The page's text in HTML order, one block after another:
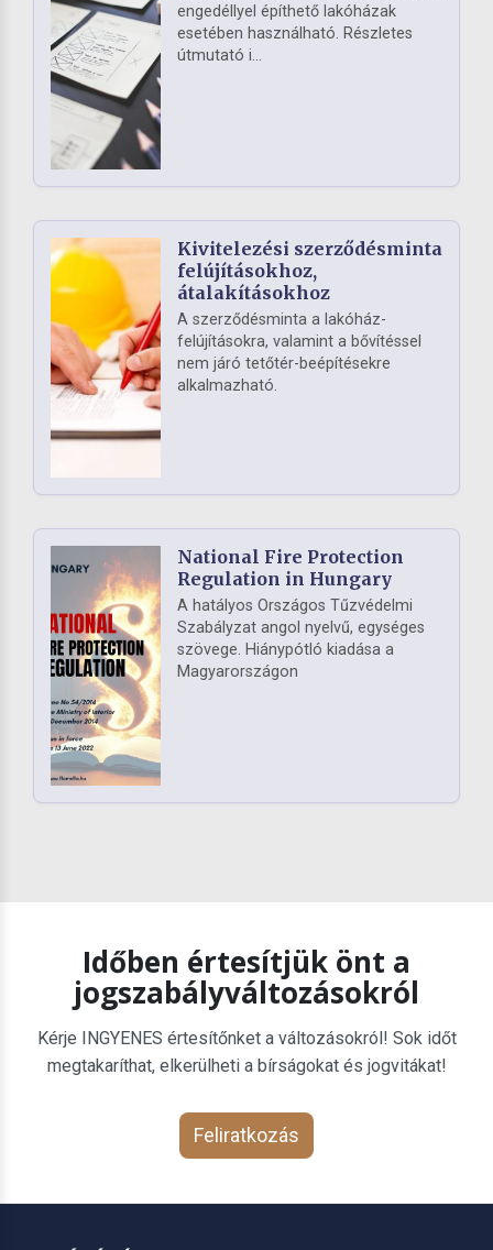
engedéllyel építhető lakóházak
esetében használható. Részletes
útmutató i...
Kivitelezési szerződésminta
felújításokhoz,
átalakításokhoz
A szerződésminta a lakóház-
felújításokra, valamint a bővítéssel
nem járó tetőtér-beépítésekre
alkalmazható.
National Fire Protection
Regulation in Hungary
A hatályos Országos Tűzvédelmi
Szabályzat angol nyelvű, egységes
szövege. Hiánypótló kiadása a
Magyarországon
Időben értesítjük önt a
jogszabályváltozásokról
Kérje INGYENES értesítőnket a változásokról! Sok időt
megtakaríthat, elkerülheti a bírságokat és jogvitákat!
Feliratkozás